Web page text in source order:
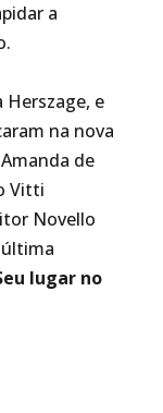
a
e
na nova
de
Vitti
Novello
lugar no